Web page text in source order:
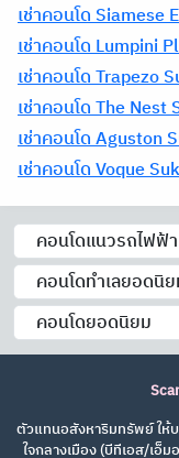
เช่าคอนโด Siamese
เช่าคอนโด Lumpini
เช่าคอนโด Trapezo
เช่าคอนโด The
เช่าคอนโด Aguston
เช่าคอนโด Voque
คอนโดแนวรถไฟฟ้า
คอนโดทำเลยอดนิ
คอนโดยอดนิยม
ตัวแทนอสังหาริมทรัพย์ ให้บ
ใจกลางเมือง (บีทีเอส/เอ็